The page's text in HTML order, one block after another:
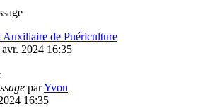
Auxiliaire de Puériculture
avr. 2024 16:35
parYvon
16:35